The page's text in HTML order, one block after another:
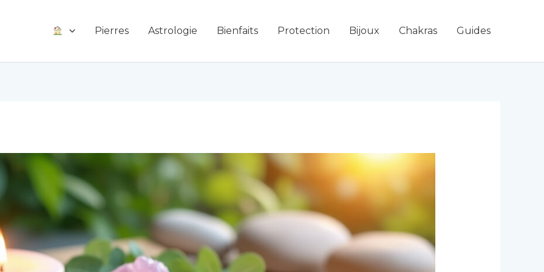
Pierres Astrologie Bienfaits Protection Bijoux Chakras Guides